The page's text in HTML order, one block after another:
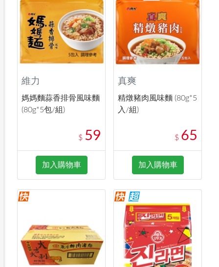
維力
媽媽麵蒜香排骨風味麵
(80g*5包/組)
$ 59
加入購物車
真爽
精燉豬肉風味麵 (80g*5
入/組)
$ 65
加入購物車